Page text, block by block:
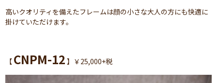
高いクオリティを備えたフレームは顔の小さな大人の方にも快適に
掛けていただけます。
【 CNPM-12 】￥25,000+税